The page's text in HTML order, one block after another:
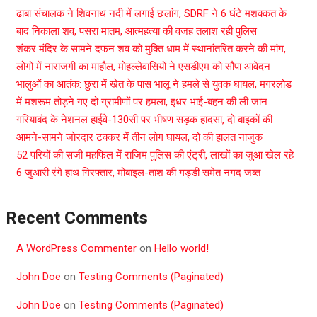
ढाबा संचालक ने शिवनाथ नदी में लगाई छलांग, SDRF ने 6 घंटे मशक्कत के
बाद निकाला शव, पसरा मातम, आत्महत्या की वजह तलाश रही पुलिस
शंकर मंदिर के सामने दफन शव को मुक्ति धाम में स्थानांतरित करने की मांग,
लोगों में नाराजगी का माहौल, मोहल्लेवासियों ने एसडीएम को सौंपा आवेदन
भालुओं का आतंक: छुरा में खेत के पास भालू ने हमले से युवक घायल, मगरलोड
में मशरूम तोड़ने गए दो ग्रामीणों पर हमला, इधर भाई-बहन की ली जान
गरियाबंद के नेशनल हाईवे-130सी पर भीषण सड़क हादसा, दो बाइकों की
आमने-सामने जोरदार टक्कर में तीन लोग घायल, दो की हालत नाजुक
52 परियों की सजी महफिल में राजिम पुलिस की एंट्री, लाखों का जुआ खेल रहे
6 जुआरी रंगे हाथ गिरफ्तार, मोबाइल-ताश की गड्डी समेत नगद जब्त
Recent Comments
A WordPress Commenter on Hello world!
John Doe on Testing Comments (Paginated)
John Doe on Testing Comments (Paginated)